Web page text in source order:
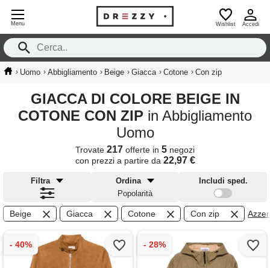
Menu Wishlist Accedi
› Uomo › Abbigliamento › Beige › Giacca › Cotone › Con zip
GIACCA DI COLORE BEIGE IN
COTONE CON ZIP in Abbigliamento
Uomo
Trovate 217 offerte in 5 negozi
con prezzi a partire da 22,97 €
Filtra
Ordina
Popolarità
Includi sped.
Beige Giacca Cotone Con zip